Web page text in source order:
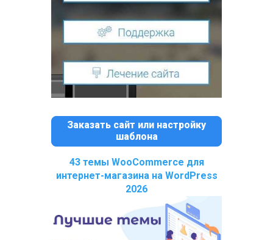
Заказать сайт или настройку
шаблона
43 темы WooCommerce для
интернет-магазина на WordPress
2026